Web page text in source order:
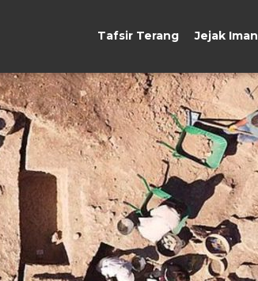
Tafsir Terang Jejak Iman